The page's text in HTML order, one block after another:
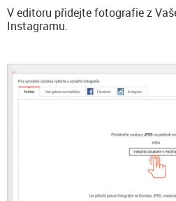
V editoru přidejte fotografie z
Instagramu.